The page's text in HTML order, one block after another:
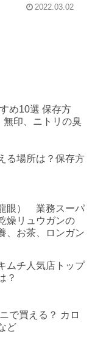
2022.03.02
め10選 保存方
無印、ニトリの臭
る場所は？保存方
眼） 業務スーパ
燥リュウガンの
、お茶、ロンガン
ムチ人気店トップ
？
で買える？ カロ
ど